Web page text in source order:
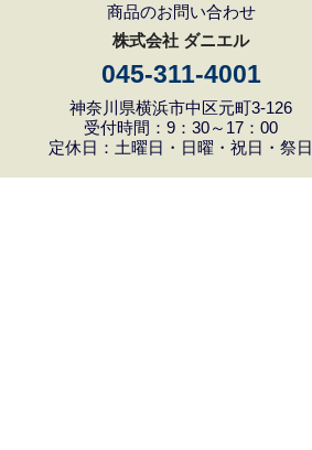
商品のお問い合わせ
株式会社 ダニエル
045-311-4001
神奈川県横浜市中区元町3-126
受付時間：9：30～17：00
定休日：土曜日・日曜・祝日・祭日